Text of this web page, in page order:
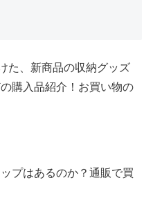
た、新商品の収納グッズ
購入品紹介！お買い物の
プはあるのか？通販で買